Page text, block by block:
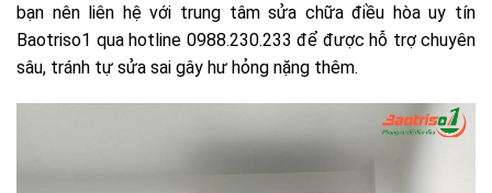
bạn nên liên hệ với trung tâm sửa chữa điều hòa uy tín
Baotriso1 qua hotline 0988.230.233 để được hỗ trợ chuyên
sâu, tránh tự sửa sai gây hư hỏng nặng thêm.